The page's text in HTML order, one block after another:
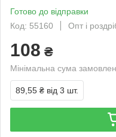
Готово до відправки
Код: 55160
Опт і
108 ₴
Мінімальна сума
89,55 ₴ від 3 шт.